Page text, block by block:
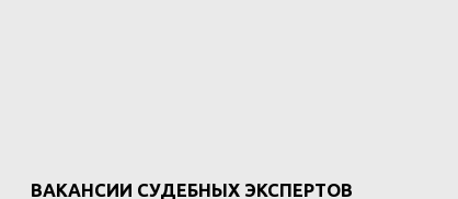
ВАКАНСИИ СУДЕБНЫХ ЭКСПЕРТОВ